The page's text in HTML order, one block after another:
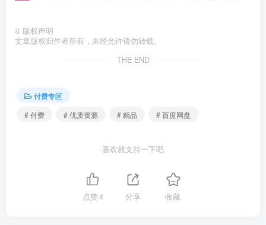
© 版权声明
文章版权归作者所有，未经允许请勿转载。
THE END
付费专区
# 付费
# 优质资源 # 精品 # 百度网盘
喜欢就支持一下吧
点赞4 分享 收藏